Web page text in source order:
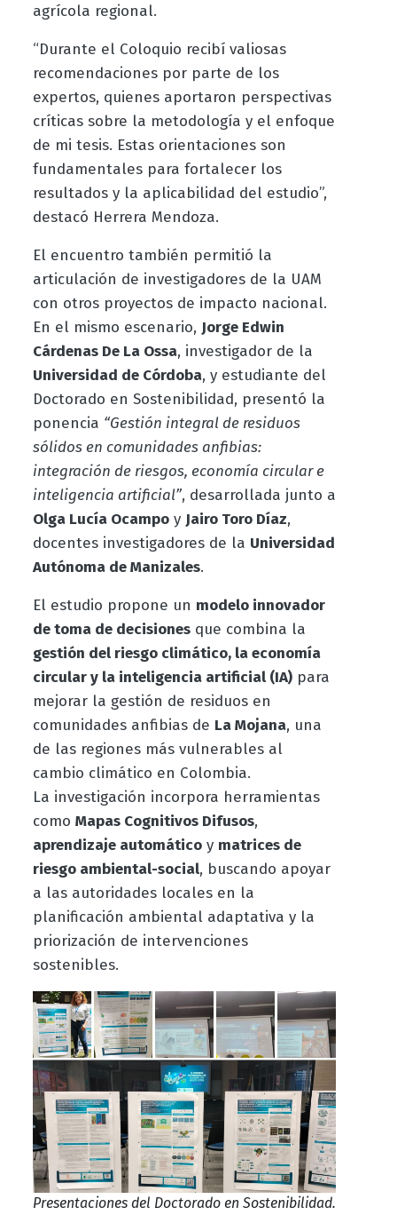
agrícola regional.
“Durante el Coloquio recibí valiosas
recomendaciones por parte de los
expertos, quienes aportaron perspectivas
críticas sobre la metodología y el enfoque
de mi tesis. Estas orientaciones son
fundamentales para fortalecer los
resultados y la aplicabilidad del estudio”,
destacó Herrera Mendoza.
El encuentro también permitió la
articulación de investigadores de la UAM
con otros proyectos de impacto nacional.
En el mismo escenario, Jorge Edwin
Cárdenas De La Ossa, investigador de la
Universidad de Córdoba, y estudiante del
Doctorado en Sostenibilidad, presentó la
ponencia “Gestión integral de residuos
sólidos en comunidades anfibias:
integración de riesgos, economía circular e
inteligencia artificial”, desarrollada junto a
Olga Lucía Ocampoy Jairo Toro Díaz,
docentes investigadores de la Universidad
Autónoma de Manizales.
El estudio propone un modelo innovador
de toma de decisionesque combina la
gestión del riesgo climático, la economía
circular y la inteligencia artificial (IA)para
mejorar la gestión de residuos en
comunidades anfibias de La Mojana, una
de las regiones más vulnerables al
cambio climático en Colombia.
La investigación incorpora herramientas
como Mapas Cognitivos Difusos,
aprendizaje automáticoy matrices de
riesgo ambiental-social, buscando apoyar
a las autoridades locales en la
planificación ambiental adaptativa y la
priorización de intervenciones
sostenibles.
Presentaciones del Doctorado en Sostenibilidad.